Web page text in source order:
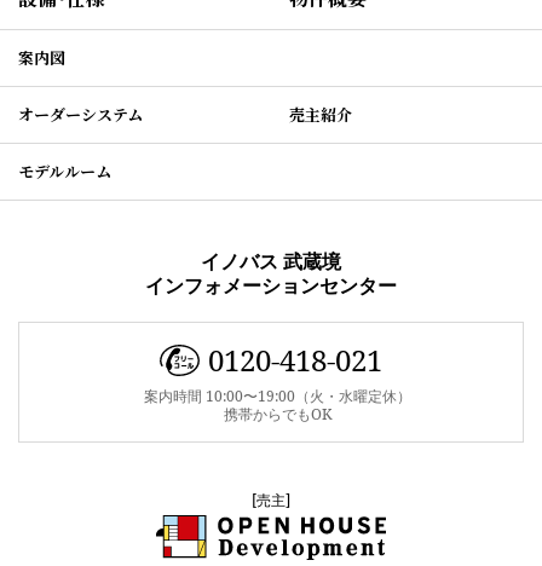
案内図
オーダーシステム 売主紹介
モデルルーム
イノバス 武蔵境
インフォメーションセンター
0120-418-021
案内時間 10:00〜19:00（火・水曜定休）
携帯からでもOK
[売主]